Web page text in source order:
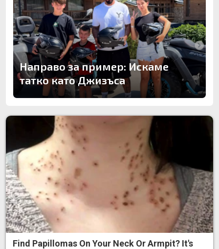
Направо за пример: Искаме
татко като Джизъса
Find Papillomas On Your Neck Or Armpit? It's